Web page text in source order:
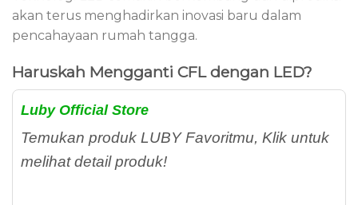
akan terus menghadirkan inovasi baru dalam
pencahayaan rumah tangga.
Haruskah Mengganti CFL dengan LED?
Luby Official Store
Temukan produk LUBY Favoritmu, Klik untuk
melihat detail produk!